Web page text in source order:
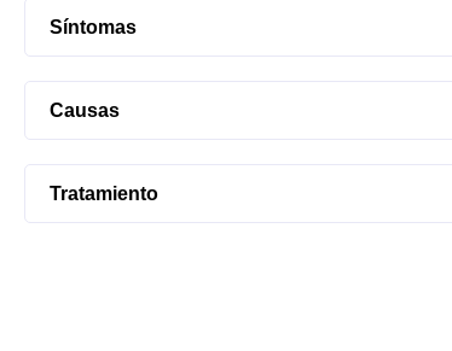
Síntomas
Causas
Tratamiento